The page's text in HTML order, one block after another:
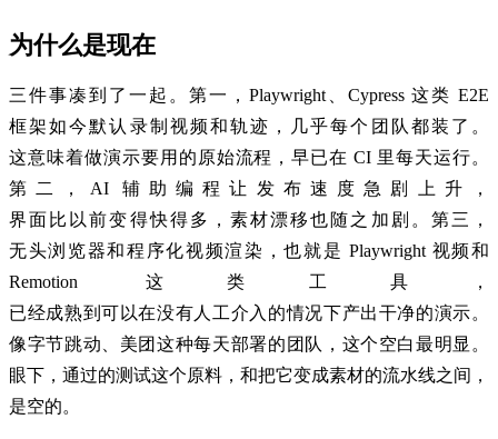
为什么是现在
三件事凑到了一起。第一，Playwright、Cypress 这类 E2E
框架如今默认录制视频和轨迹，几乎每个团队都装了。
这意味着做演示要用的原始流程，早已在 CI 里每天运行。
第二，AI 辅助编程让发布速度急剧上升，
界面比以前变得快得多，素材漂移也随之加剧。第三，
无头浏览器和程序化视频渲染，也就是 Playwright 视频和
Remotion 这类工具，
已经成熟到可以在没有人工介入的情况下产出干净的演示。
像字节跳动、美团这种每天部署的团队，这个空白最明显。
眼下，通过的测试这个原料，和把它变成素材的流水线之间，
是空的。